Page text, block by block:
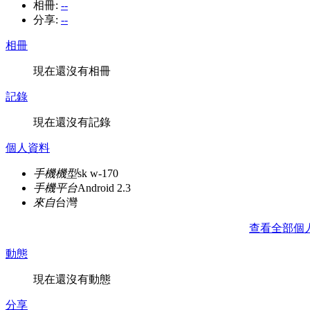
相冊: --
分享: --
相冊
現在還沒有相冊
記錄
現在還沒有記錄
個人資料
手機機型sk w-170
手機平台Android 2.3
來自台灣
查看全部個
動態
現在還沒有動態
分享